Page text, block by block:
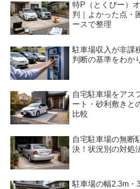
特P（とくぴー）
判｜よかった点・
ースで整理
駐車場収入が非課
判断の基準をわか
自宅駐車場をアス
ート・砂利敷きと
比較
自宅駐車場の無断
決！状況別の対処
駐車場の幅2.3m・